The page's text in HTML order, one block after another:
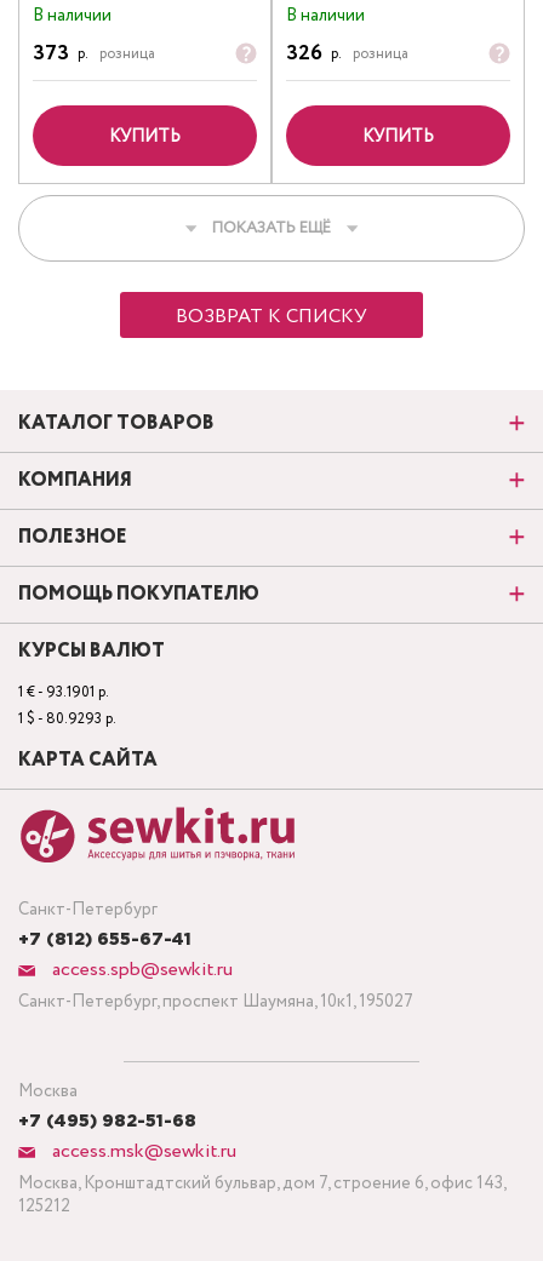
В наличии
373 р. розница
КУПИТЬ
В наличии
326 р. розница
КУПИТЬ
ПОКАЗАТЬ ЕЩЁ
ВОЗВРАТ К СПИСКУ
Санкт-Петербург
+7 (812) 655-67-41
access.spb@sewkit.ru
Санкт-Петербург, проспект Шаумяна, 10к1, 195027
Москва
+7 (495) 982-51-68
access.msk@sewkit.ru
Москва, Кронштадтский бульвар, дом 7, строение 6, офис 143,
125212
КАТАЛОГ ТОВАРОВ
КОМПАНИЯ
ПОЛЕЗНОЕ
ПОМОЩЬ ПОКУПАТЕЛЮ
КУРСЫ ВАЛЮТ
1 € - 93.1901 р.
1 $ - 80.9293 р.
КАРТА САЙТА